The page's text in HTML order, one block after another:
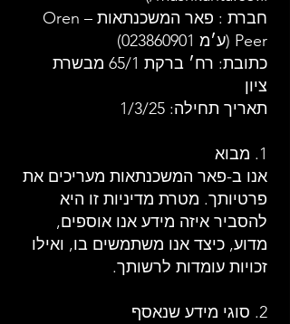
חברת : פאר המשכנתאות – Oren
Peer (ע׳מ 023860901)
כתובת: רח׳ ברקת 65/1 מבשרת
ציון
תאריך תחילה: 1/3/25
1. מבוא
אנו ב-פאר המשכנתאות מעריכים את
פרטיותך. מטרת מדיניות זו היא
להסביר איזה מידע אנו אוספים,
מדוע, כיצד אנו משתמשים בו, ואילו
זכויות עומדות לרשותך.
2. סוגי מידע שנאסף